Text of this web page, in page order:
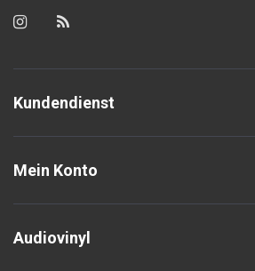
Kundendienst
Mein Konto
Audiovinyl